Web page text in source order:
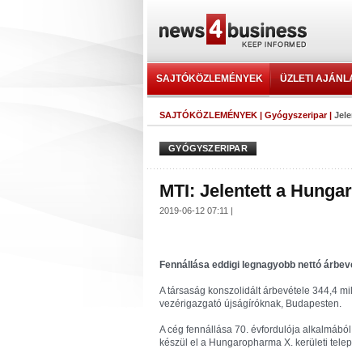
SAJTÓKÖZLEMÉNYEK ÜZLETI
SAJTÓKÖZLEMÉNYEK | Gyógyszeripar|
GYÓGYSZERIPAR
MTI: Jelentett a
2019-06-12 07:11 |
Fennállása eddigi legnagyobb nettó
A társaság konszolidált árbevétele 344,4
vezérigazgató újságíróknak, Budapesten.
A cég fennállása 70. évfordulója
készül el a Hungaropharma X. kerületi